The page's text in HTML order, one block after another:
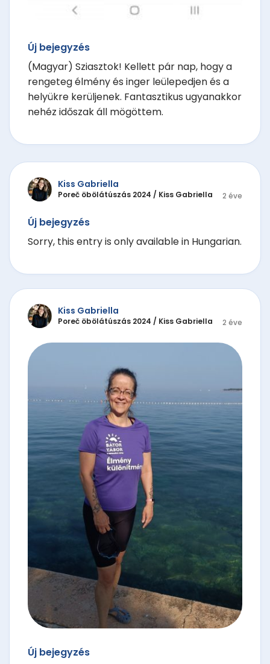
Új bejegyzés
(Magyar) Sziasztok! Kellett pár nap, hogy a
rengeteg élmény és inger leülepedjen és a
helyükre kerüljenek. Fantasztikus ugyanakkor
nehéz időszak áll mögöttem.
Kiss Gabriella
Poreč öbölátúszás 2024 / Kiss Gabriella 2 éve
Új bejegyzés
Sorry, this entry is only available in Hungarian.
Kiss Gabriella
Poreč öbölátúszás 2024 / Kiss Gabriella 2 éve
Új bejegyzés